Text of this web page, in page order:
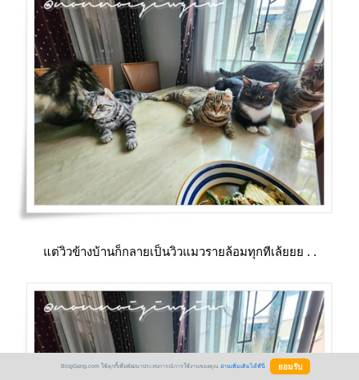
ต่วิวข้างบ้านก็กลายเป็นวิวแมวรายล้อมทุกทีเล้ยยย . .
BlogGang.com ใช้คุกกี้เพื่อพัฒนาประสบการณ์การใช้งานของคุณ อ่านเพิ่มเติมได้ที่นี่